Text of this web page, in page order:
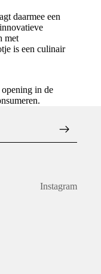
daarmee een
met
is een culinair
in de
Instagram